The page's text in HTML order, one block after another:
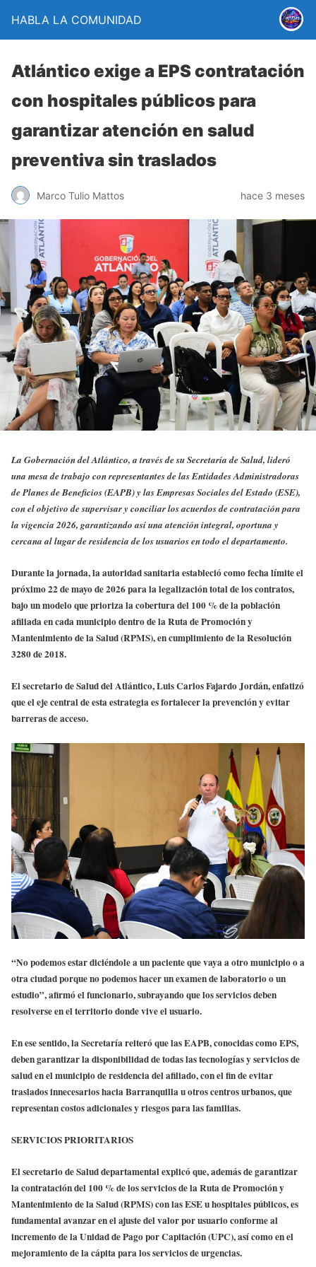
HABLA LA COMUNIDAD
Atlántico exige a EPS contratación
con hospitales públicos para
garantizar atención en salud
preventiva sin traslados
Marco Tulio Mattos hace 3 meses
La Gobernación del Atlántico, a través de su Secretaría de Salud, lideró
una mesa de trabajo con representantes de las Entidades Administradoras
de Planes de Beneficios (EAPB) y las Empresas Sociales del Estado (ESE),
con el objetivo de supervisar y conciliar los acuerdos de contratación para
la vigencia 2026, garantizando así una atención integral, oportuna y
cercana al lugar de residencia de los usuarios en todo el departamento.
Durante la jornada, la autoridad sanitaria estableció como fecha límite el
próximo 22 de mayo de 2026 para la legalización total de los contratos,
bajo un modelo que prioriza la cobertura del 100 % de la población
afiliada en cada municipio dentro de la Ruta de Promoción y
Mantenimiento de la Salud (RPMS), en cumplimiento de la Resolución
3280 de 2018.
El secretario de Salud del Atlántico, Luis Carlos Fajardo Jordán, enfatizó
que el eje central de esta estrategia es fortalecer la prevención y evitar
barreras de acceso.
“No podemos estar diciéndole a un paciente que vaya a otro municipio o a
otra ciudad porque no podemos hacer un examen de laboratorio o un
estudio”, afirmó el funcionario, subrayando que los servicios deben
resolverse en el territorio donde vive el usuario.
En ese sentido, la Secretaría reiteró que las EAPB, conocidas como EPS,
deben garantizar la disponibilidad de todas las tecnologías y servicios de
salud en el municipio de residencia del afiliado, con el fin de evitar
traslados innecesarios hacia Barranquilla u otros centros urbanos, que
representan costos adicionales y riesgos para las familias.
SERVICIOS PRIORITARIOS
El secretario de Salud departamental explicó que, además de garantizar
la contratación del 100 % de los servicios de la Ruta de Promoción y
Mantenimiento de la Salud (RPMS) con las ESE u hospitales públicos, es
fundamental avanzar en el ajuste del valor por usuario conforme al
incremento de la Unidad de Pago por Capitación (UPC), así como en el
mejoramiento de la cápita para los servicios de urgencias.